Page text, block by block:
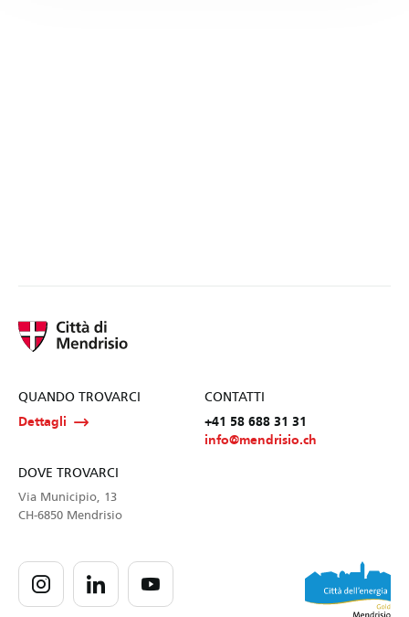
QUANDO TROVARCI
Dettagli
CONTATTI
+41 58 688 31 31
info@mendrisio.ch
DOVE TROVARCI
Via Municipio, 13
CH-6850 Mendrisio